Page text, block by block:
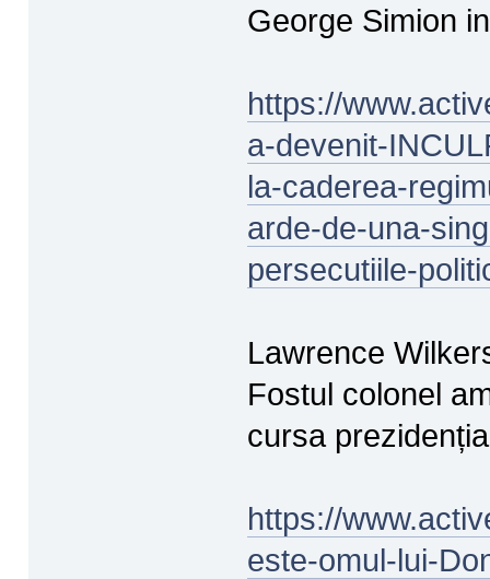
George Simion
https://
a-devenit-
la-caderea-
arde-de-una-
persecutiile-
Lawrence
Fostul colonel
cursa
https://
este-omul-lui-